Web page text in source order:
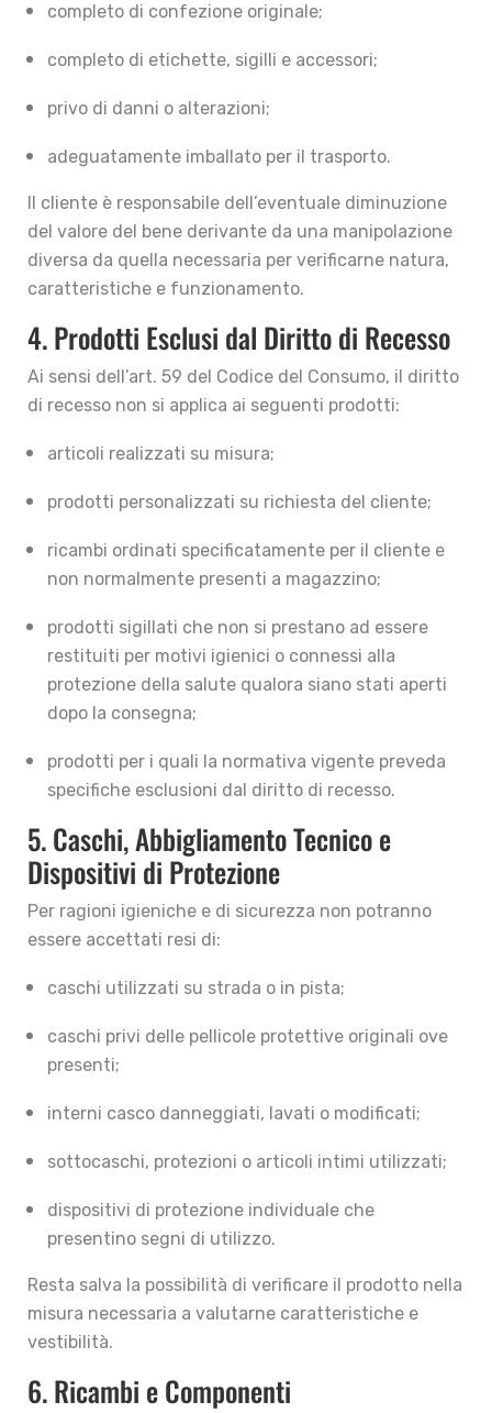
completo di confezione originale;
completo di etichette, sigilli e accessori;
privo di danni o alterazioni;
adeguatamente imballato per il trasporto.
Il cliente è responsabile dell’eventuale diminuzione
del valore del bene derivante da una manipolazione
diversa da quella necessaria per verificarne natura,
caratteristiche e funzionamento.
4. Prodotti Esclusi dal Diritto di Recesso
Ai sensi dell’art. 59 del Codice del Consumo, il diritto
di recesso non si applica ai seguenti prodotti:
articoli realizzati su misura;
prodotti personalizzati su richiesta del cliente;
ricambi ordinati specificatamente per il cliente e
non normalmente presenti a magazzino;
prodotti sigillati che non si prestano ad essere
restituiti per motivi igienici o connessi alla
protezione della salute qualora siano stati aperti
dopo la consegna;
prodotti per i quali la normativa vigente preveda
specifiche esclusioni dal diritto di recesso.
5. Caschi, Abbigliamento Tecnico e
Dispositivi di Protezione
Per ragioni igieniche e di sicurezza non potranno
essere accettati resi di:
caschi utilizzati su strada o in pista;
caschi privi delle pellicole protettive originali ove
presenti;
interni casco danneggiati, lavati o modificati;
sottocaschi, protezioni o articoli intimi utilizzati;
dispositivi di protezione individuale che
presentino segni di utilizzo.
Resta salva la possibilità di verificare il prodotto nella
misura necessaria a valutarne caratteristiche e
vestibilità.
6. Ricambi e Componenti